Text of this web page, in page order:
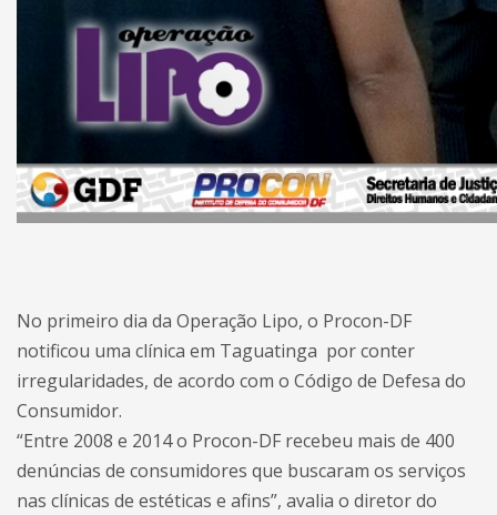
No primeiro dia da Operação Lipo, o Procon-DF
notificou uma clínica em Taguatinga por conter
irregularidades, de acordo com o Código de Defesa do
Consumidor.
“Entre 2008 e 2014 o Procon-DF recebeu mais de 400
denúncias de consumidores que buscaram os serviços
nas clínicas de estéticas e afins”, avalia o diretor do